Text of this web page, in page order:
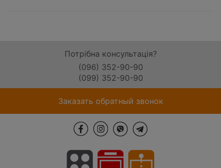
Потрібна консультація?
(096) 352-90-90
(099) 352-90-90
Заказать обратный звонок